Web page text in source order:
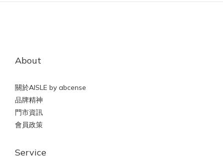
About
關於AISLE by abcense
品牌精神
門市資訊
會員政策
Service